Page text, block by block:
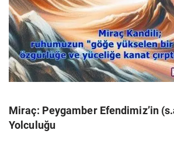
Miraç: Peygamber Efendimiz’in
Yolculuğu